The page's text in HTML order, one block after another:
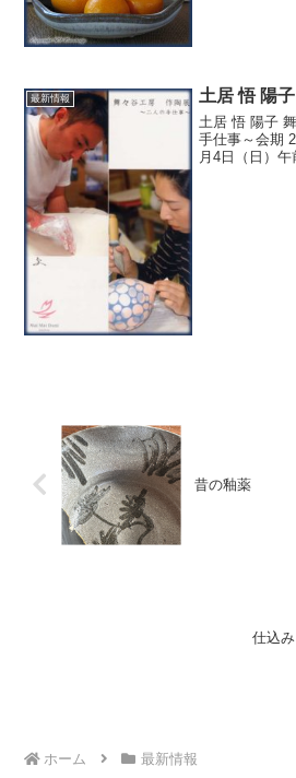
最新情報 土居 悟 陽
土居 悟 陽子
手仕事～会期
月4日（日）
昔の釉薬
仕込み
ホーム 最新情報